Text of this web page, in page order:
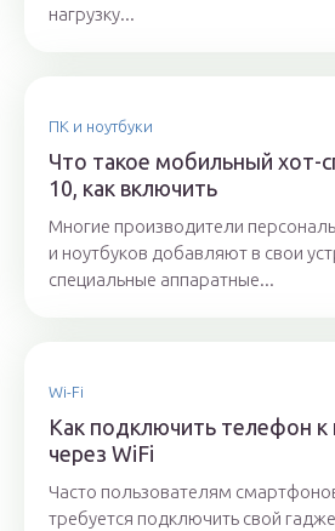
нагрузку...
ПК и ноутбуки
Что такое мобильный хот-
10, как включить
Многие производители
и ноутбуков добавляют в свои
специальные аппаратные...
Wi-Fi
Как подключить телефон
через WiFi
Часто пользователям
требуется подключить свой